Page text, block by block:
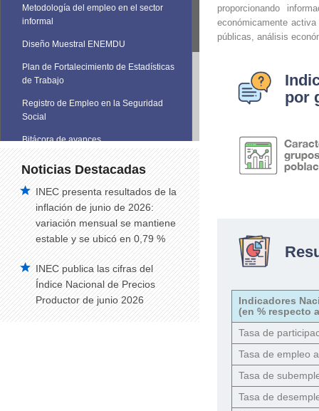
Metodología del empleo en el sector
informal
Diseño Muestral ENEMDU
Plan de Fortalecimiento de Estadísticas
de Trabajo
Registro de Empleo en la Seguridad
Social
Bitácora de avances
Noticias Destacadas
INEC presenta resultados de la
inflación de junio de 2026:
variación mensual se mantiene
estable y se ubicó en 0,79 %
INEC publica las cifras del
Índice Nacional de Precios
Productor de junio 2026
proporcionando
económicamente
públicas, análisis
por
Indicadores
(en % respecto
Tasa de
Tasa de empleo
Tasa de
Tasa de